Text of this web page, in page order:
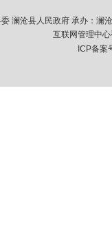
澜沧县人民政府 承办：澜
互联网管理中
ICP备案